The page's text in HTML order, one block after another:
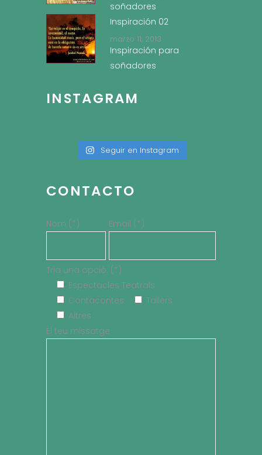
soñadores
Inspiración 02
marzo 11, 2013
Inspiración para
soñadores
INSTAGRAM
Seguir en Instagram
CONTACTO
Nom (*) Email (*)
Tria una opció: (*)
Espectacles Teatrals
Contacontes
Tallers
Altres
El teu missatge